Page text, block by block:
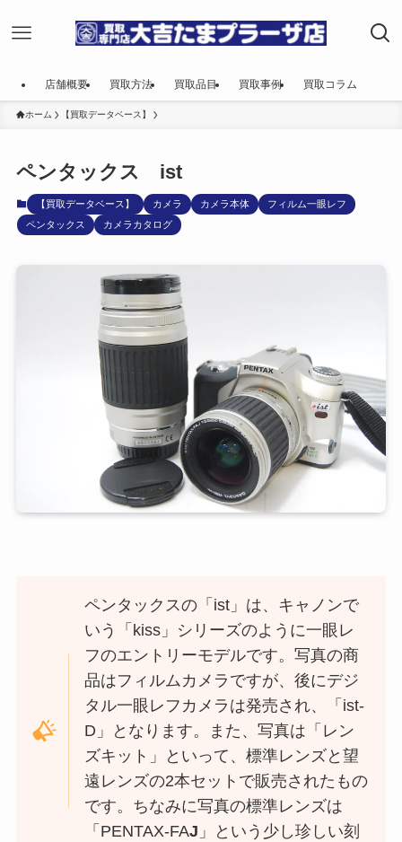
店舗概要 買取方法 買取品目 買取事例 買取コラム
ホーム 【買取データベース】
ペンタックス ist
【買取データベース】 カメラ カメラ本体
フィルム一眼レフ
ペンタックス
カメラカタログ
ペンタックスの「ist」は、キャノンで
いう「kiss」シリーズのように一眼レ
フのエントリーモデルです。写真の商
品はフィルムカメラですが、後にデジ
タル一眼レフカメラは発売され、「ist-
D」となります。また、写真は「レン
ズキット」といって、標準レンズと望
遠レンズの2本セットで販売されたもの
です。ちなみに写真の標準レンズは
「PENTAX-FAJ 」という少し珍しい刻